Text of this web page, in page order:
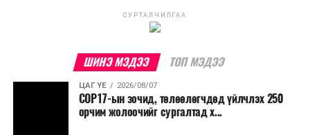
СУРТАЛЧИЛГАА
ШИНЭ МЭДЭЭ ТОП МЭДЭЭ
ЦАГ ҮЕ 2026/08/07
COP17-ын зочид, төлөөлөгчдөд үйлчлэх 250
орчим жолоочийг сургалтад х...